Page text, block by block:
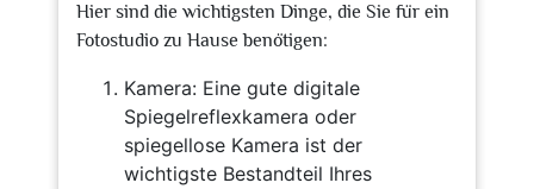
Hier sind die wichtigsten Dinge, die Sie für ein
Fotostudio zu Hause benötigen:
Kamera: Eine gute digitale
Spiegelreflexkamera oder
spiegellose Kamera ist der
wichtigste Bestandteil Ihres